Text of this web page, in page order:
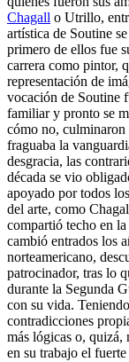
Chagall o Utrillo,
artística de Soutine
primero de ellos fue
carrera como pintor,
representación de
vocación de Soutine
familiar y pronto se
cómo no, culminaron
fraguaba la
desgracia, las
década se vio
apoyado por todos
del arte, como
compartió techo en
cambió entrados los
norteamericano,
patrocinador, tras lo
durante la Segunda
con su vida.
contradicciones
más lógicas o, quizá,
en su trabajo el